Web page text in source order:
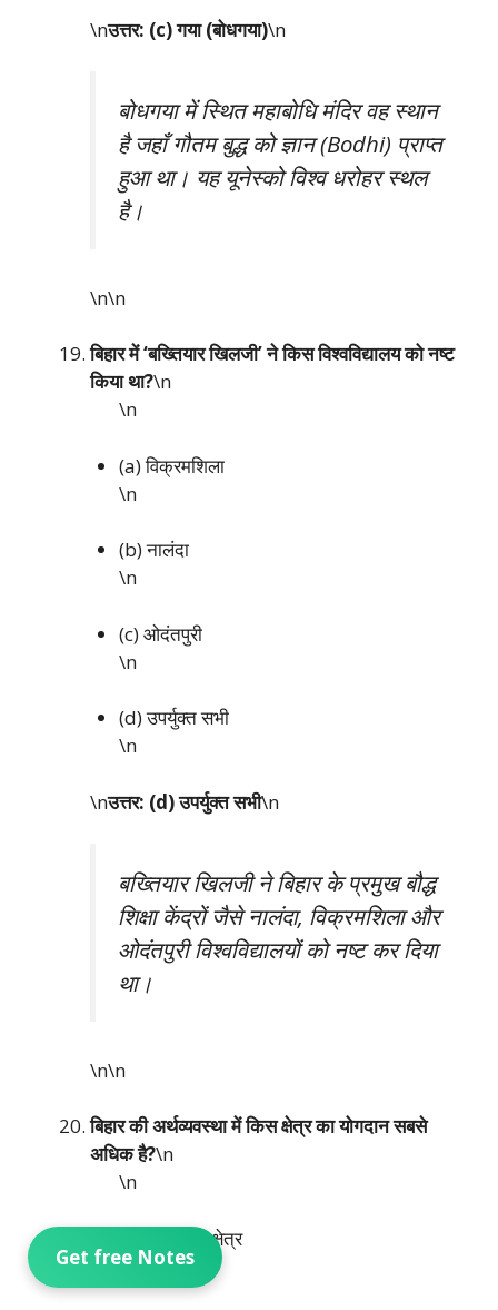
Get free Notes
\nउत्तर: (c) गया (बोधगया)\n
बोधगया में स्थित महाबोधि मंदिर वह स्थान
है जहाँ गौतम बुद्ध को ज्ञान (Bodhi) प्राप्त
हुआ था। यह यूनेस्को विश्व धरोहर स्थल
है।
\n\n
बिहार में ‘बख्तियार खिलजी’ ने किस विश्वविद्यालय को नष्ट
किया था?\n
\n
(a) विक्रमशिला
\n
(b) नालंदा
\n
(c) ओदंतपुरी
\n
(d) उपर्युक्त सभी
\n
\nउत्तर: (d) उपर्युक्त सभी\n
बख्तियार खिलजी ने बिहार के प्रमुख बौद्ध
शिक्षा केंद्रों जैसे नालंदा, विक्रमशिला और
ओदंतपुरी विश्वविद्यालयों को नष्ट कर दिया
था।
\n\n
बिहार की अर्थव्यवस्था में किस क्षेत्र का योगदान सबसे
अधिक है?\n
\n
(a) औद्योगिक क्षेत्र
\n